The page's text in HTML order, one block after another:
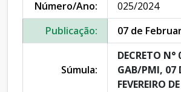
Número/Ano:
025/2024
Publicação:
07 de
Súmula:
DECRETO
GAB/PMI, 07
FEVEREIRO